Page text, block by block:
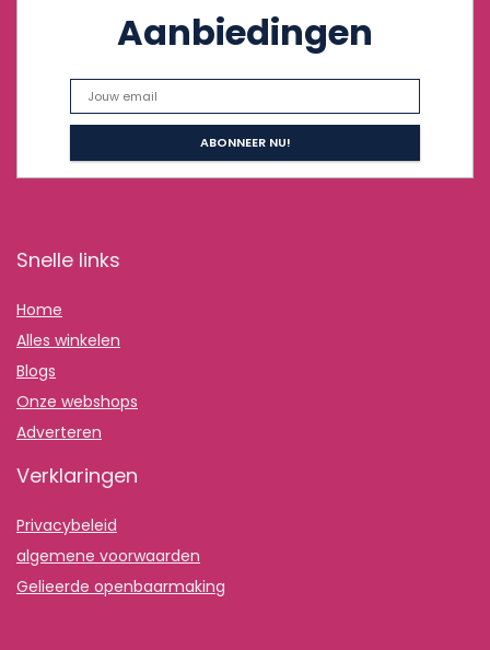
Aanbiedingen
Snelle links
Home
Alles winkelen
Blogs
Onze webshops
Adverteren
Verklaringen
Privacybeleid
algemene voorwaarden
Gelieerde openbaarmaking